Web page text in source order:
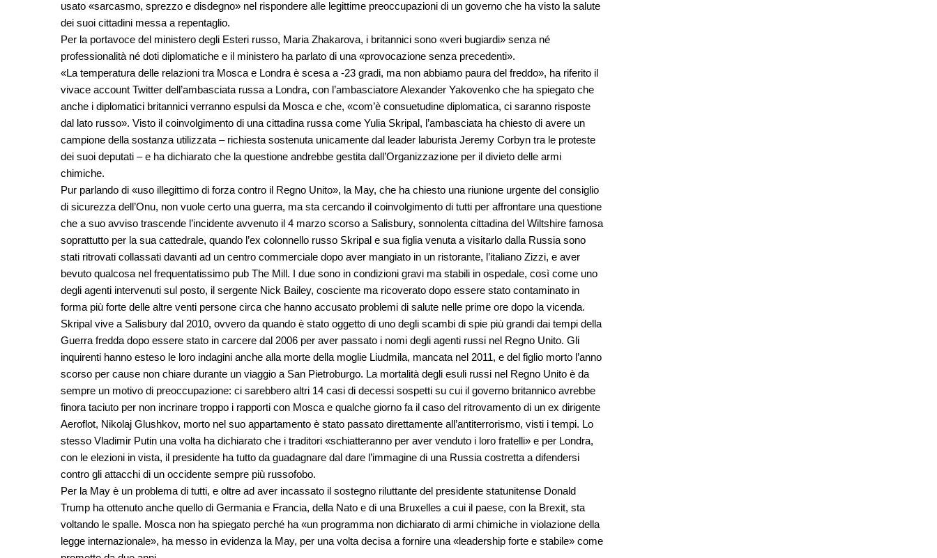
usato «sarcasmo, sprezzo e disdegno» nel rispondere alle legittime preoccupazioni di un governo che ha visto la salute
dei suoi cittadini messa a repentaglio.
Per la portavoce del ministero degli Esteri russo, Maria Zhakarova, i britannici sono «veri bugiardi» senza né
professionalità né doti diplomatiche e il ministero ha parlato di una «provocazione senza precedenti».
«La temperatura delle relazioni tra Mosca e Londra è scesa a -23 gradi, ma non abbiamo paura del freddo», ha riferito il
vivace account Twitter dell’ambasciata russa a Londra, con l’ambasciatore Alexander Yakovenko che ha spiegato che
anche i diplomatici britannici verranno espulsi da Mosca e che, «com’è consuetudine diplomatica, ci saranno risposte
dal lato russo». Visto il coinvolgimento di una cittadina russa come Yulia Skripal, l’ambasciata ha chiesto di avere un
campione della sostanza utilizzata – richiesta sostenuta unicamente dal leader laburista Jeremy Corbyn tra le proteste
dei suoi deputati – e ha dichiarato che la questione andrebbe gestita dall’Organizzazione per il divieto delle armi
chimiche.
Pur parlando di «uso illegittimo di forza contro il Regno Unito», la May, che ha chiesto una riunione urgente del consiglio
di sicurezza dell’Onu, non vuole certo una guerra, ma sta cercando il coinvolgimento di tutti per affrontare una questione
che a suo avviso trascende l’incidente avvenuto il 4 marzo scorso a Salisbury, sonnolenta cittadina del Wiltshire famosa
soprattutto per la sua cattedrale, quando l’ex colonnello russo Skripal e sua figlia venuta a visitarlo dalla Russia sono
stati ritrovati collassati davanti ad un centro commerciale dopo aver mangiato in un ristorante, l’italiano Zizzi, e aver
bevuto qualcosa nel frequentatissimo pub The Mill. I due sono in condizioni gravi ma stabili in ospedale, così come uno
degli agenti intervenuti sul posto, il sergente Nick Bailey, cosciente ma ricoverato dopo essere stato contaminato in
forma più forte delle altre venti persone circa che hanno accusato problemi di salute nelle prime ore dopo la vicenda.
Skripal vive a Salisbury dal 2010, ovvero da quando è stato oggetto di uno degli scambi di spie più grandi dai tempi della
Guerra fredda dopo essere stato in carcere dal 2006 per aver passato i nomi degli agenti russi nel Regno Unito. Gli
inquirenti hanno esteso le loro indagini anche alla morte della moglie Liudmila, mancata nel 2011, e del figlio morto l’anno
scorso per cause non chiare durante un viaggio a San Pietroburgo. La mortalità degli esuli russi nel Regno Unito è da
sempre un motivo di preoccupazione: ci sarebbero altri 14 casi di decessi sospetti su cui il governo britannico avrebbe
finora taciuto per non incrinare troppo i rapporti con Mosca e qualche giorno fa il caso del ritrovamento di un ex dirigente
Aeroflot, Nikolaj Glushkov, morto nel suo appartamento è stato passato direttamente all’antiterrorismo, visti i tempi. Lo
stesso Vladimir Putin una volta ha dichiarato che i traditori «schiatteranno per aver venduto i loro fratelli» e per Londra,
con le elezioni in vista, il presidente ha tutto da guadagnare dal dare l’immagine di una Russia costretta a difendersi
contro gli attacchi di un occidente sempre più russofobo.
Per la May è un problema di tutti, e oltre ad aver incassato il sostegno riluttante del presidente statunitense Donald
Trump ha ottenuto anche quello di Germania e Francia, della Nato e di una Bruxelles a cui il paese, con la Brexit, sta
voltando le spalle. Mosca non ha spiegato perché ha «un programma non dichiarato di armi chimiche in violazione della
legge internazionale», ha messo in evidenza la May, per una volta decisa a fornire una «leadership forte e stabile» come